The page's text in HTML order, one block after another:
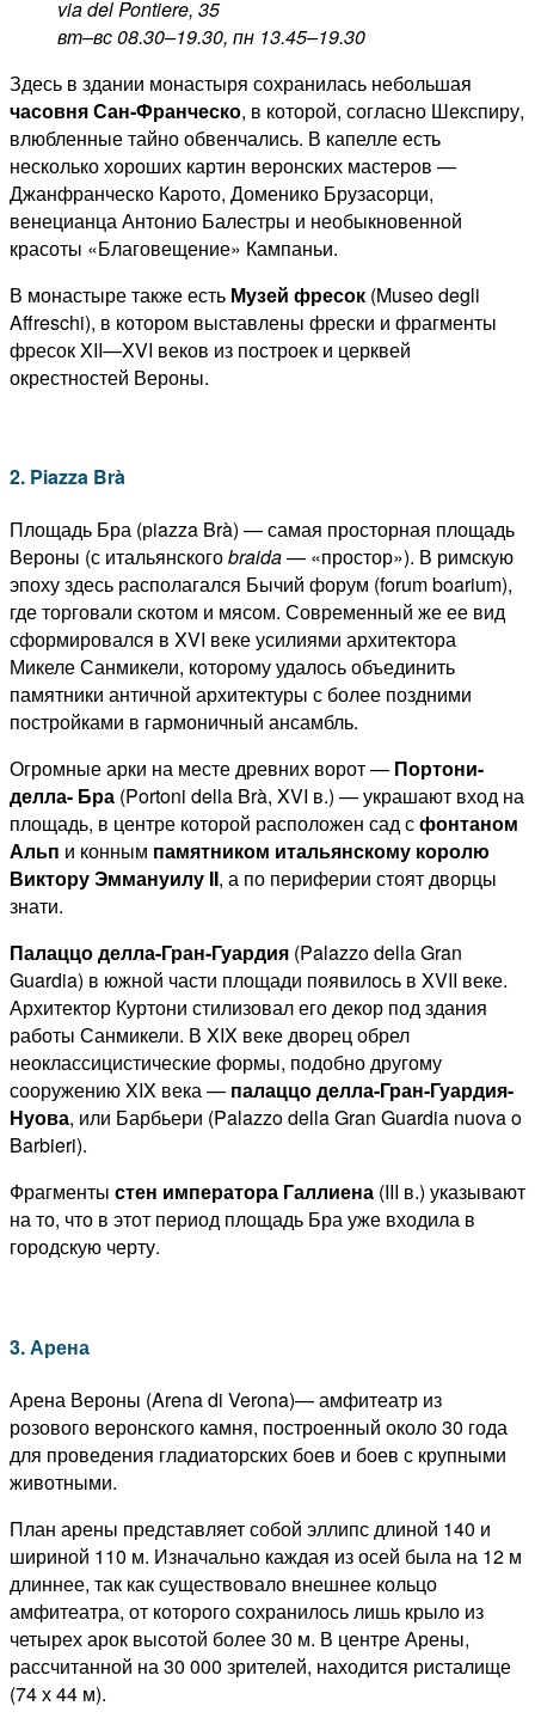
via del Pontiere, 35
вт–вс 08.30–19.30, пн 13.45–19.30
Здесь в здании монастыря сохранилась небольшая
часовня Сан-Франческо, в которой, согласно Шекспиру,
влюбленные тайно обвенчались. В капелле есть
несколько хороших картин веронских мастеров —
Джанфранческо Карото, Доменико Брузасорци,
венецианца Антонио Балестры и необыкновенной
красоты «Благовещение» Кампаньи.
В монастыре также есть Музей фресок (Museo degli
Affreschi), в котором выставлены фрески и фрагменты
фресок XII—XVI веков из построек и церквей
окрестностей Вероны.
2. Piazza Brà
Площадь Бра (рiazza Brà) — самая просторная площадь
Вероны (с итальянскогоbraida— «простор»). В римскую
эпоху здесь располагался Бычий форум (forum boarium),
где торговали скотом и мясом. Современный же ее вид
сформировался в XVI веке усилиями архитектора
Микеле Санмикели, которому удалось объединить
памятники античной архитектуры с более поздними
постройками в гармоничный ансамбль.
Огромные арки на месте древних ворот — Портони-
делла- Бра (Portoni della Brà, XVI в.) — украшают вход на
площадь, в центре которой расположен сад сфонтаном
Альп и конным памятником итальянскому королю
Виктору Эммануилу II, а по периферии стоят дворцы
знати.
Палаццо делла-Гран-Гуардия (Palazzo della Gran
Guardia) в южной части площади появилось в XVII веке.
Архитектор Куртони стилизовал его декор под здания
работы Санмикели. В XIX веке дворец обрел
неоклассицистические формы, подобно другому
сооружению XIX века — палаццо делла-Гран-Гуардия-
Нуова, или Барбьери (Palazzo della Gran Guardia nuova o
Barbieri).
Фрагменты стен императора Галлиена (III в.) указывают
на то, что в этот период площадь Бра уже входила в
городскую черту.
3. Арена
Арена Вероны (Arena di Verona)— амфитеатр из
розового веронского камня, построенный около 30 года
для проведения гладиаторских боев и боев с крупными
животными.
План арены представляет собой эллипс длиной 140 и
шириной 110 м. Изначально каждая из осей была на 12 м
длиннее, так как существовало внешнее кольцо
амфитеатра, от которого сохранилось лишь крыло из
четырех арок высотой более 30 м. В центре Арены,
рассчитанной на 30 000 зрителей, находится ристалище
(74 х 44 м).